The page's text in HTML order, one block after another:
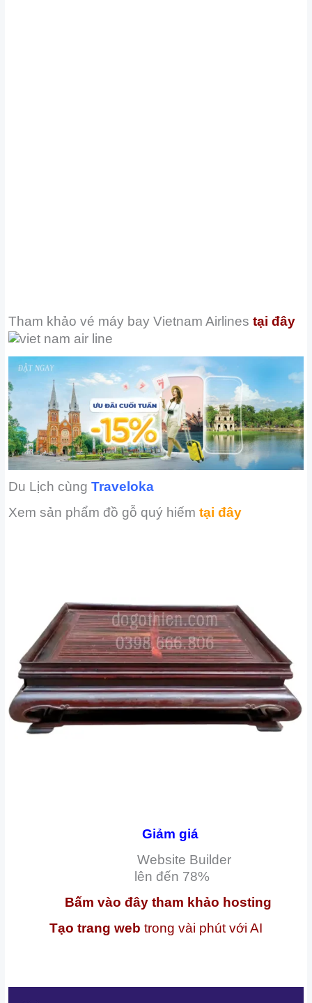
Tham khảo vé máy bayVietnam Airlines tại đây
Du Lịch cùngTraveloka
Xem sản phẩm đồ gỗ quý hiếmtại đây
Giảm giá
Website Builder
lên đến 78%
Bấm vào đây tham khảo hosting
Tạo trang web trong vài phút với AI